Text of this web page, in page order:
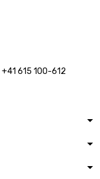
+41 615 100-612